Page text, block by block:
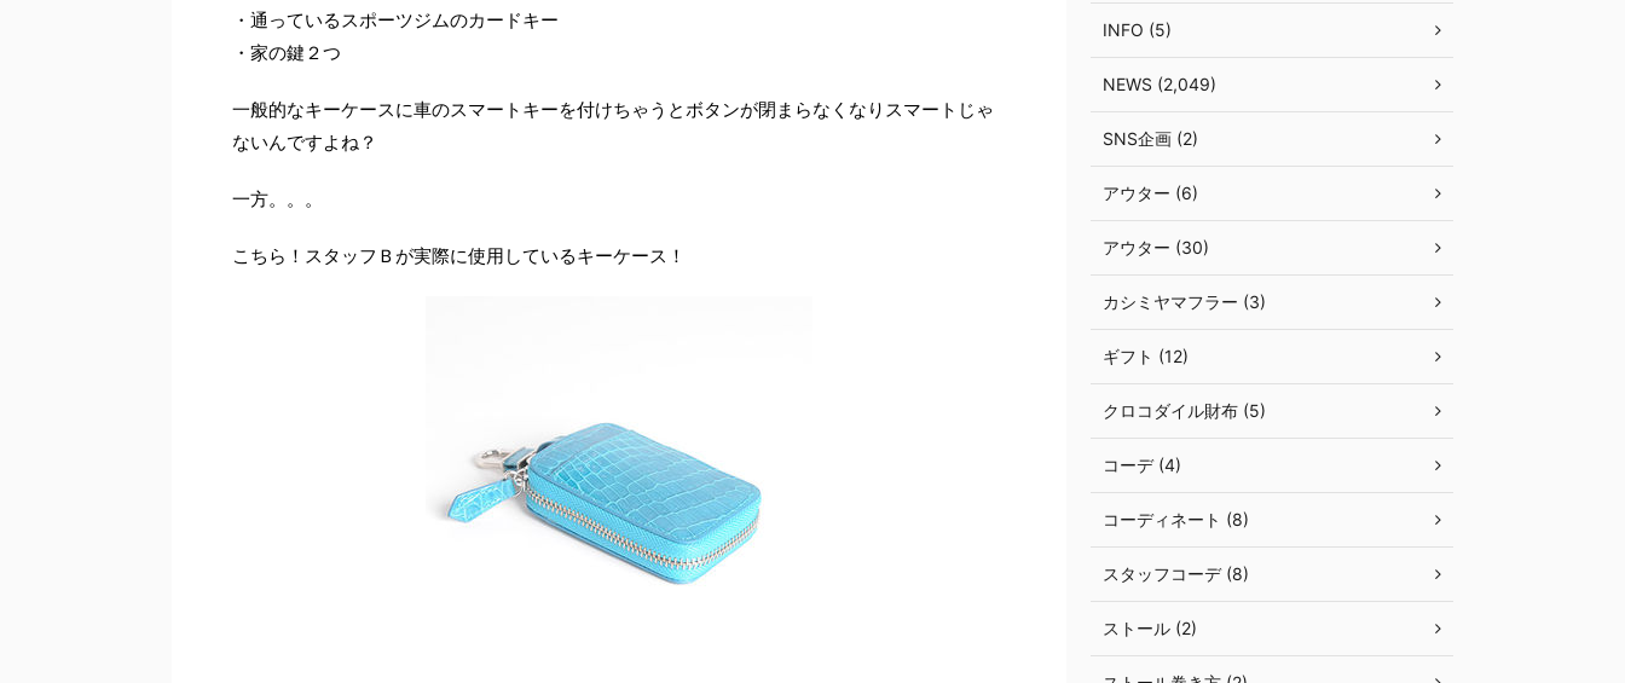
・通っているスポーツジムのカードキー
・家の鍵２つ
一般的なキーケースに車のスマートキーを付けちゃうとボタンが閉まらなくなりスマートじゃ
ないんですよね？
一方。。。
こちら！スタッフＢが実際に使用しているキーケース！
INFO (5)
NEWS (2,049)
SNS企画 (2)
アウター (6)
アウター (30)
カシミヤマフラー (3)
ギフト (12)
クロコダイル財布 (5)
コーデ (4)
コーディネート (8)
スタッフコーデ (8)
ストール (2)